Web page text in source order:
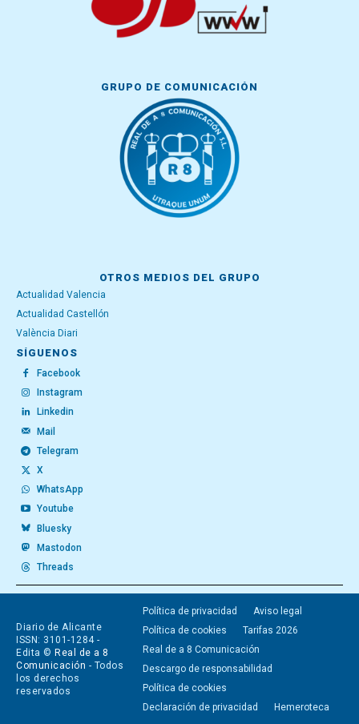
GRUPO DE COMUNICACIÓN
OTROS MEDIOS DEL GRUPO
Actualidad Valencia
Actualidad Castellón
València Diari
SÍGUENOS
Facebook
Instagram
Linkedin
Mail
Telegram
X
WhatsApp
Youtube
Bluesky
Mastodon
Threads
Diario de Alicante
ISSN: 3101-1284 -
Edita © Real de a 8
Comunicación - Todos
los derechos
reservados
Política de privacidad
Aviso legal
Política de cookies
Tarifas 2026
Real de a 8 Comunicación
Descargo de responsabilidad
Política de cookies
Declaración de privacidad
Hemeroteca